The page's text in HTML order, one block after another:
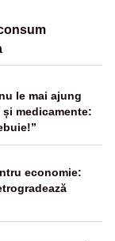
le mai ajung
medicamente:
economie: